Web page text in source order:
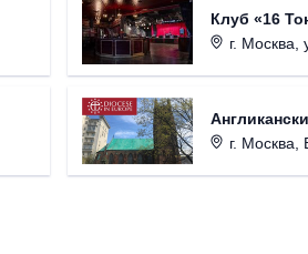
Клуб «16
г. Москва,
г. Москва,